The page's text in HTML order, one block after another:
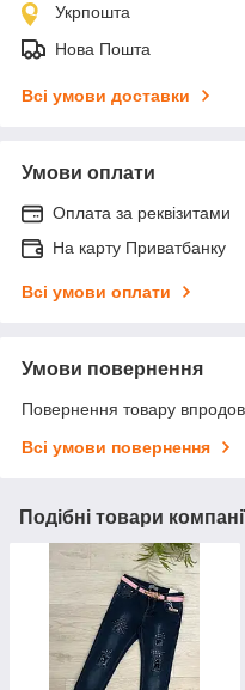
Укрпошта
Нова Пошта
Всі умови доставки
Умови оплати
Оплата за реквізитами
На карту Приватбанку
Всі умови оплати
Умови повернення
Повернення товару
Всі умови повернення
Подібні товари